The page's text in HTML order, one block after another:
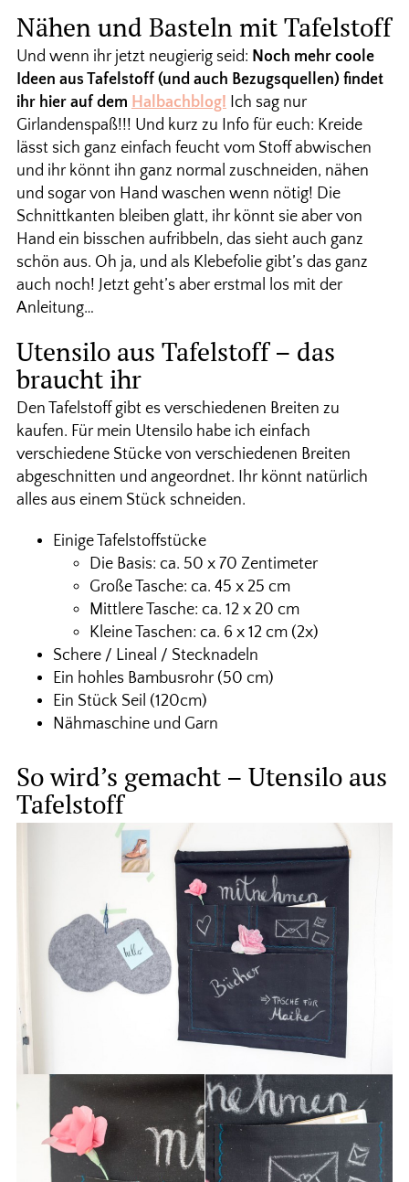
Nähen und Basteln mit Tafelstoff
Und wenn ihr jetzt neugierig seid: Noch mehr coole
Ideen aus Tafelstoff (und auch Bezugsquellen) findet
ihr hier auf dem Halbachblog! Ich sag nur
Girlandenspaß!!! Und kurz zu Info für euch: Kreide
lässt sich ganz einfach feucht vom Stoff abwischen
und ihr könnt ihn ganz normal zuschneiden, nähen
und sogar von Hand waschen wenn nötig! Die
Schnittkanten bleiben glatt, ihr könnt sie aber von
Hand ein bisschen aufribbeln, das sieht auch ganz
schön aus. Oh ja, und als Klebefolie gibt’s das ganz
auch noch! Jetzt geht’s aber erstmal los mit der
Anleitung…
Utensilo aus Tafelstoff – das
braucht ihr
Den Tafelstoff gibt es verschiedenen Breiten zu
kaufen. Für mein Utensilo habe ich einfach
verschiedene Stücke von verschiedenen Breiten
abgeschnitten und angeordnet. Ihr könnt natürlich
alles aus einem Stück schneiden.
Einige Tafelstoffstücke
Die Basis: ca. 50 x 70 Zentimeter
Große Tasche: ca. 45 x 25 cm
Mittlere Tasche: ca. 12 x 20 cm
Kleine Taschen: ca. 6 x 12 cm (2x)
Schere / Lineal / Stecknadeln
Ein hohles Bambusrohr (50 cm)
Ein Stück Seil (120cm)
Nähmaschine und Garn
So wird’s gemacht – Utensilo aus
Tafelstoff